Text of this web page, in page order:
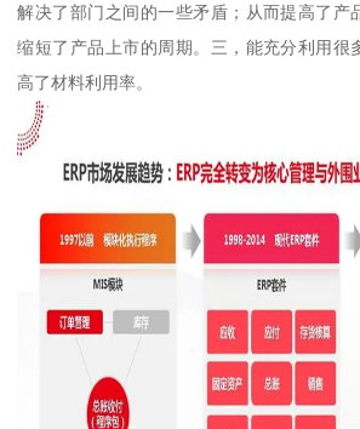
解决了部门之间的一些矛盾；从而提高了产
缩短了产品上市的周期。三，能充分利用很
高了材料利用率。